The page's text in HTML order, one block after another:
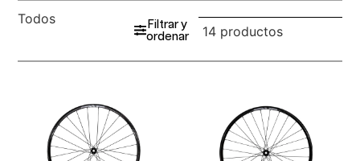
Todos
Filtrar y
ordenar
14 productos